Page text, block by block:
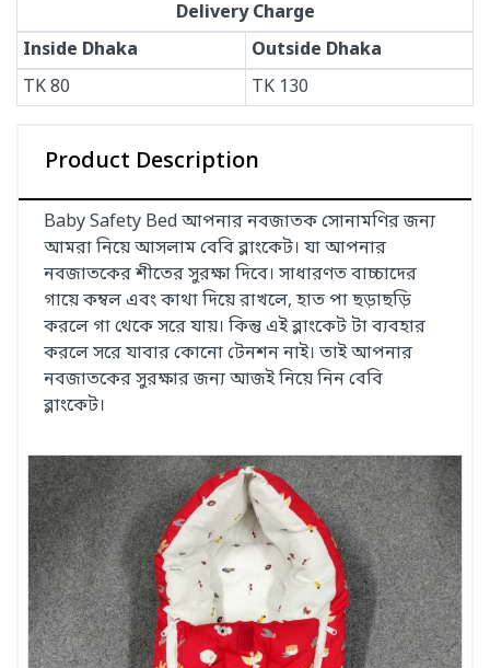
Delivery Charge
Inside Dhaka
Outside Dhaka
TK80 TK 130
Product Description
Baby Safety Bed আপনার নবজাতক সোনামণির জন্য
আমরা নিয়ে আসলাম বেবি ব্লাংকেট। যা আপনার
নবজাতকের শীতের সুরক্ষা দিবে। সাধারণত বাচ্চাদের
গায়ে কম্বল এবং কাথা দিয়ে রাখলে, হাত পা ছড়াছড়ি
করলে গা থেকে সরে যায়। কিন্তু এই ব্লাংকেট টা ব্যবহার
করলে সরে যাবার কোনো টেনশন নাই। তাই আপনার
নবজাতকের সুরক্ষার জন্য আজই নিয়ে নিন বেবি
ব্লাংকেট।